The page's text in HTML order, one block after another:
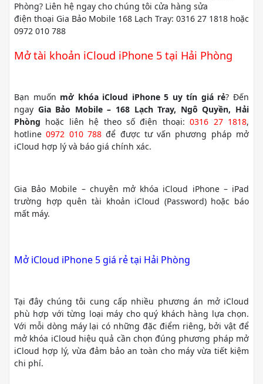
Phòng? Liên hệ ngay cho chúng tôi cửa hàng sửa
điện thoại Gia Bảo Mobile 168 Lạch Tray: 0316 27 1818 hoặc
0972 010 788
Mở tài khoản iCloud iPhone 5 tại Hải Phòng
Bạn muốn mở khóa iCloud iPhone 5 uy tín giá rẻ? Đến
ngay Gia Bảo Mobile – 168 Lạch Tray, Ngô Quyền, Hải
Phòng hoặc liên hệ theo số điện thoại:0316 27 1818,
hotline0972 010 788để được tư vấn phương pháp mở
iCloud hợp lý và báo giá chính xác.
Gia Bảo Mobile – chuyên mở khóa iCloud iPhone – iPad
trường hợp quên tài khoản iCloud (Password) hoặc báo
mất máy.
Mở iCloud iPhone 5 giá rẻ tại Hải Phòng
Tại đây chúng tôi cung cấp nhiều phương án mở iCloud
phù hợp với từng loại máy cho quý khách hàng lựa chọn.
Với mỗi dòng máy lại có những đặc điểm riêng, bởi vật để
mở khóa iCloud hiệu quả cần chọn đúng phương pháp mở
iCloud hợp lý, vừa đảm bảo an toàn cho máy vừa tiết kiệm
chi phí.